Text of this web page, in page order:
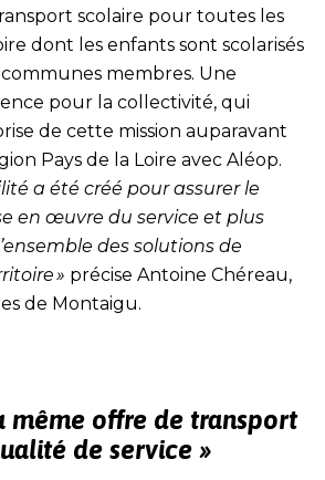
scolaire pour toutes les
dont les enfants sont scolarisés
communes membres. Une
pour la collectivité, qui
de cette mission auparavant
Pays de la Loire avec Aléop.
a été créé pour assurer le
en œuvre du service et plus
des solutions de
» précise Antoine Chéreau,
de Montaigu.
même offre de transport
de service »